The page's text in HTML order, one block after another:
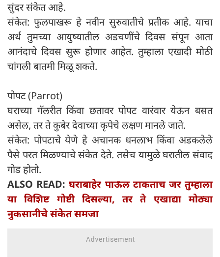
सुंदर संकेत आहे.
संकेत: फुलपाखरू हे नवीन सुरुवातीचे प्रतीक आहे. याचा
अर्थ तुमच्या आयुष्यातील अडचणींचे दिवस संपून आता
आनंदाचे दिवस सुरू होणार आहेत. तुम्हाला एखादी मोठी
चांगली बातमी मिळू शकते.
पोपट (Parrot)
घराच्या गॅलरीत किंवा छतावर पोपट वारंवार येऊन बसत
असेल, तर ते कुबेर देवाच्या कृपेचे लक्षण मानले जाते.
संकेत: पोपटाचे येणे हे अचानक धनलाभ किंवा अडकलेले
पैसे परत मिळण्याचे संकेत देते. तसेच यामुळे घरातील संवाद
गोड होतो.
ALSO READ:घराबाहेर पाऊल टाकताच जर तुम्हाला
या विशिष्ट गोष्टी दिसल्या, तर ते एखाद्या मोठ्या
नुकसानीचे संकेत समजा